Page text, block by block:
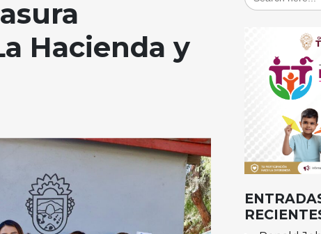
Hacienda y